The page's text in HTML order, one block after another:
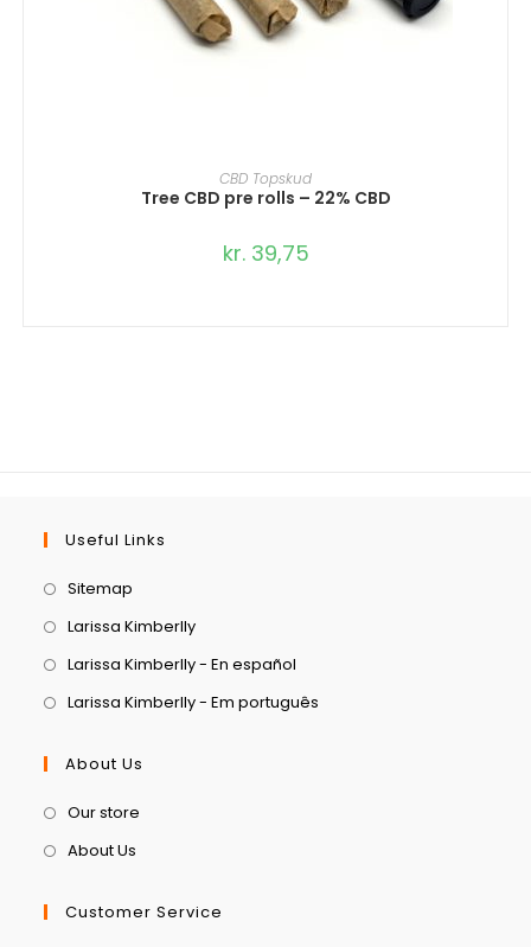
TILFØJ TIL KURV
CBD Topskud
Tree CBD pre rolls – 22% CBD
kr.39,75
Useful Links
Sitemap
Larissa Kimberlly
Larissa Kimberlly - En español
Larissa Kimberlly - Em português
About Us
Our store
About Us
Customer Service